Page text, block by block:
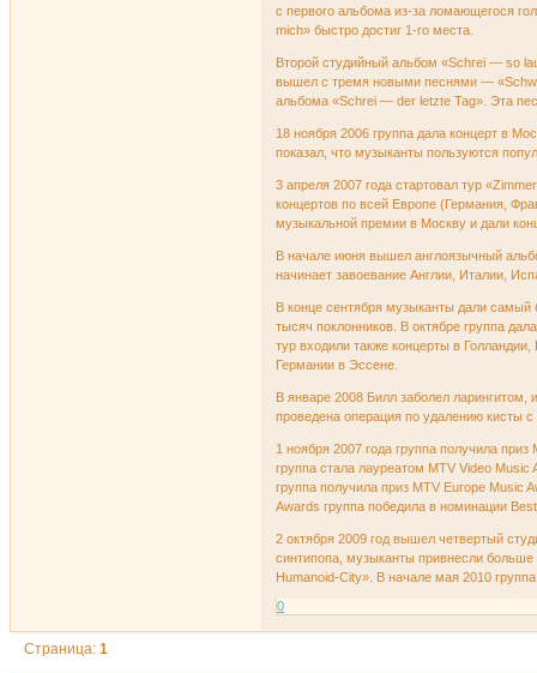
с первого альбома из-за ломающегося
mich» быстро достиг 1-го места.
Второй студийный альбом «Schrei — so
вышел с тремя новыми песнями —
альбома «Schrei — der letzte Tag». Эта
18 ноября 2006 группа дала концерт в
показал, что музыканты пользуются
3 апреля 2007 года стартовал тур
концертов по всей Европе (Германия,
музыкальной премии в Москву и дали
В начале июня вышел англоязычный
начинает завоевание Англии, Италии,
В конце сентября музыканты дали самый
тысяч поклонников. В октябре группа
тур входили также концерты в
Германии в Эссене.
В январе 2008 Билл заболел ларингитом,
проведена операция по удалению кисты с
1 ноября 2007 года группа получила
группа стала лауреатом MTV Video
группа получила приз MTV Europe Music
Awards группа победила в номинации
2 октября 2009 год вышел четвертый
синтипопа, музыканты привнесли
Humanoid-City». В начале мая 2010
0
Страница:1